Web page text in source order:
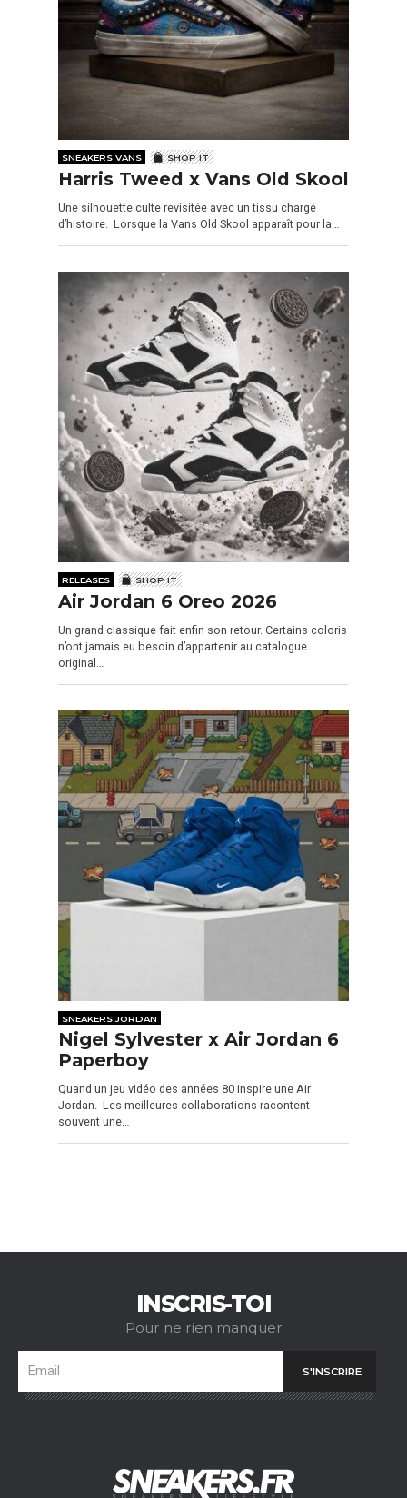
SNEAKERS VANS SHOP IT
Harris Tweed x Vans Old Skool
Une silhouette culte revisitée avec un tissu chargé
d’histoire. Lorsque la Vans Old Skool apparaît pour la…
RELEASES SHOP IT
Air Jordan 6 Oreo 2026
Un grand classique fait enfin son retour. Certains coloris
n’ont jamais eu besoin d’appartenir au catalogue
original…
SNEAKERS JORDAN
Nigel Sylvester x Air Jordan 6
Paperboy
Quand un jeu vidéo des années 80 inspire une Air
Jordan. Les meilleures collaborations racontent
souvent une…
INSCRIS-TOI
Pour ne rien manquer